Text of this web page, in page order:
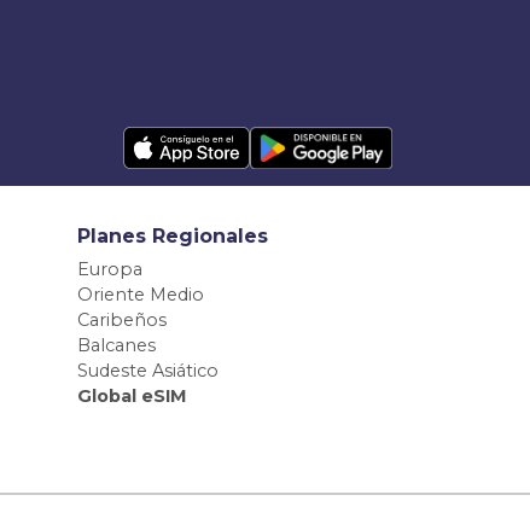
Planes Regionales
Europa
Oriente Medio
Caribeños
Balcanes
Sudeste Asiático
Global eSIM